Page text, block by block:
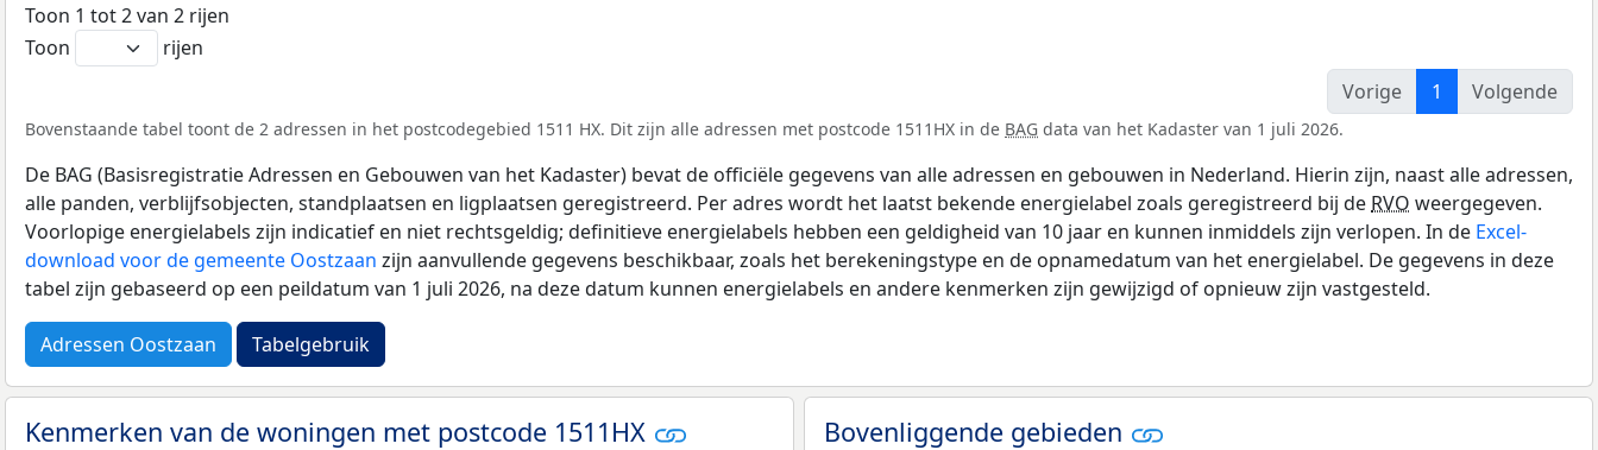
Toon 1 tot 2 van 2 rijen
Toon
rijen
Vorige
1 Volgende
Bovenstaande tabel toont de 2 adressen in het postcodegebied 1511 HX. Dit zijn alle adressen met postcode 1511HX in de BAG data van het Kadaster van 1 juli 2026.
De BAG (Basisregistratie Adressen en Gebouwen van het Kadaster) bevat de officiële gegevens van alle adressen en gebouwen in Nederland. Hierin zijn, naast alle adressen,
alle panden, verblijfsobjecten, standplaatsen en ligplaatsen geregistreerd. Per adres wordt het laatst bekende energielabel zoals geregistreerd bij de RVO weergegeven.
Voorlopige energielabels zijn indicatief en niet rechtsgeldig; definitieve energielabels hebben een geldigheid van 10 jaar en kunnen inmiddels zijn verlopen. In de Excel-
download voor de gemeente Oostzaan zijn aanvullende gegevens beschikbaar, zoals het berekeningstype en de opnamedatum van het energielabel. De gegevens in deze
tabel zijn gebaseerd op een peildatum van 1 juli 2026, na deze datum kunnen energielabels en andere kenmerken zijn gewijzigd of opnieuw zijn vastgesteld.
Adressen Oostzaan Tabelgebruik
Kenmerken van de woningen met postcode 1511HX Bovenliggende gebieden